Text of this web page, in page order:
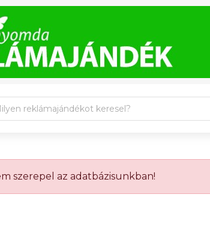
szerepel az adatbázisunkban!